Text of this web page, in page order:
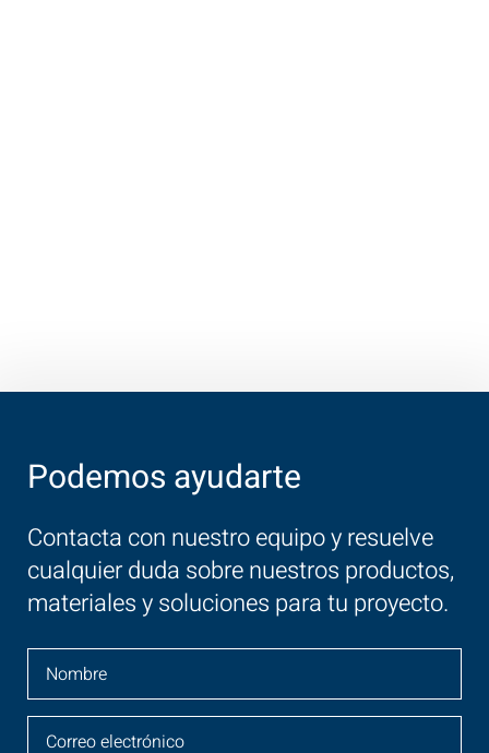
Podemos ayudarte
Contacta con nuestro equipo y resuelve
cualquier duda sobre nuestros productos,
materiales y soluciones para tu proyecto.